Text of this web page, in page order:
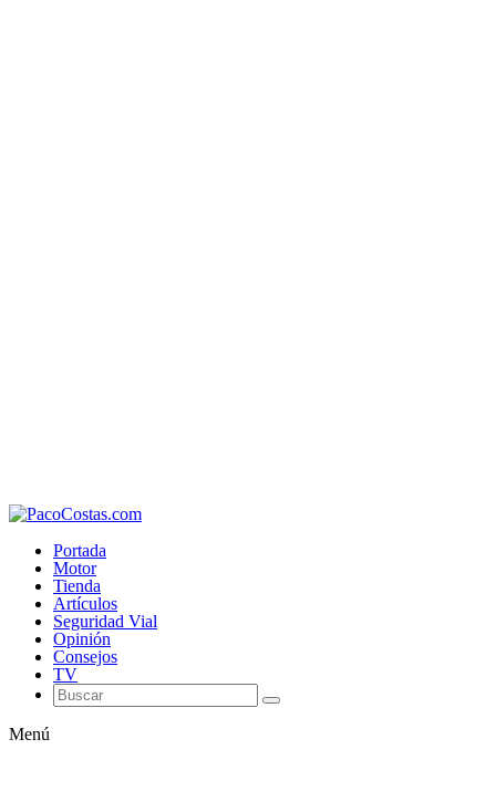
Portada
Motor
Tienda
Artículos
Seguridad Vial
Opinión
Consejos
TV
Menú